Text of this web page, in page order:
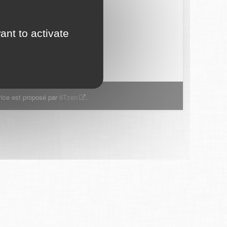
est proposé par 6Tzen .
to activate